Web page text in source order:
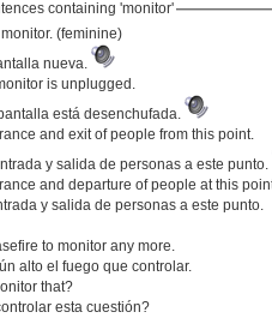
containing 'monitor'
monitor. (feminine)
nueva.
is unplugged.
está desenchufada.
and exit of people from this point.
y salida de personas a este punto.
and departure of people at this
y salida de personas a este punto.
to monitor any more.
alto el fuego que controlar.
that?
esta cuestión?